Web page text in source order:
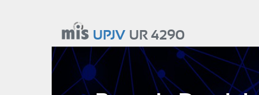
UPJVUR 4290